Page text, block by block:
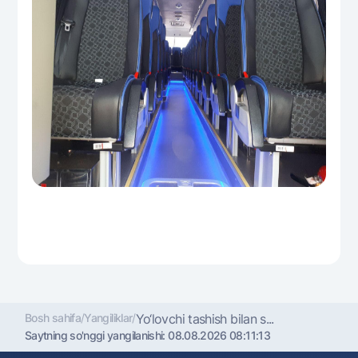
Bosh sahifa/Yangiliklar/Yo‘lovchi tashish bilan s...
Saytning so'nggi yangilanishi:08.08.2026 08:11:13